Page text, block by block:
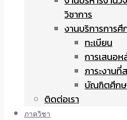
วิชาการ
งานบริการการศึ
ทะเบียน
การเสนอ
ภาระงานที่
บัณฑิตศึกษ
ติดต่อเรา
ภาควิชา